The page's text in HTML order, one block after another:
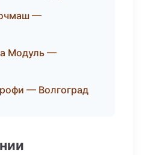
—
Модуль —
— Волгоград